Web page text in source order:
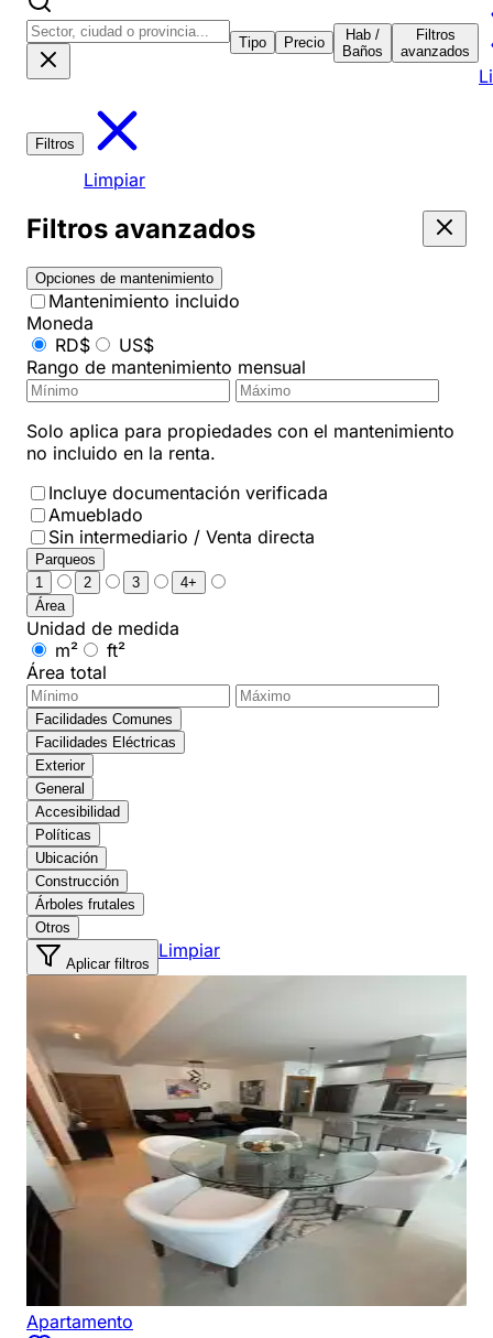
Tipo Precio
Hab /
Baños
Filtros
avanzados
Filtros
Limpiar
Filtros avanzados
Opciones de mantenimiento
Mantenimiento incluido
Moneda
RD$
US$
Rango de mantenimiento mensual
Solo aplica para propiedades con el mantenimiento
no incluido en la renta.
Incluye documentación verificada
Amueblado
Sin intermediario / Venta directa
Parqueos
1
2 3
4+
Área
Unidad de medida
m²
ft²
Área total
Facilidades Comunes
Facilidades Eléctricas
Exterior
General
Accesibilidad
Políticas
Ubicación
Construcción
Árboles frutales
Otros
Aplicar filtros
Limpiar
Apartamento